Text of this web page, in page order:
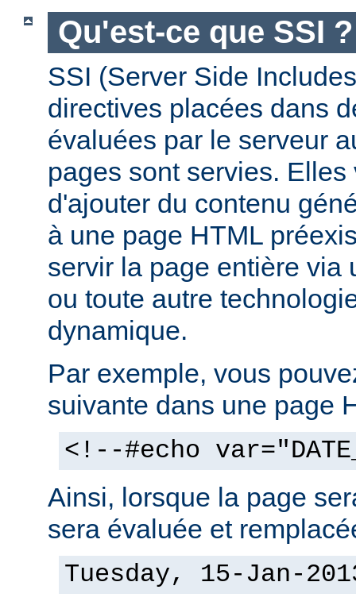
Qu'est-ce que SSI ?
SSI (Server Side
directives placées dans
évaluées par le serveur
pages sont servies.
d'ajouter du contenu
à une page HTML
servir la page entière via
ou toute autre
dynamique.
Par exemple, vous
suivante dans une page
<!--#echo
Ainsi, lorsque la page
sera évaluée et
Tuesday, 15-Jan-